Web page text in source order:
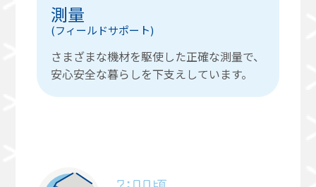
測量
(フィールドサポート)
さまざまな機材を駆使した正確な測量で、
安心安全な暮らしを下支えしています。